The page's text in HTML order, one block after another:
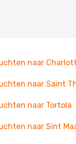
naar
naar Saint
naar Tortola
naar Sint